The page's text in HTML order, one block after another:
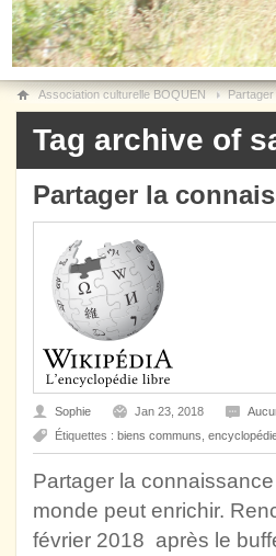
Association culturelle BOQUEN Partager
Tag archive of
Partager la
Sophie Jan 23, 2018
Étiquettes : biens communs
Partager la
monde peut enrichir.
février 2018 après le